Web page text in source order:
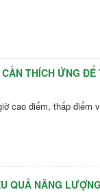
THÍCH ỨNG
cao điểm, thấp điểm
QUẢ NĂNG LƯỢNG